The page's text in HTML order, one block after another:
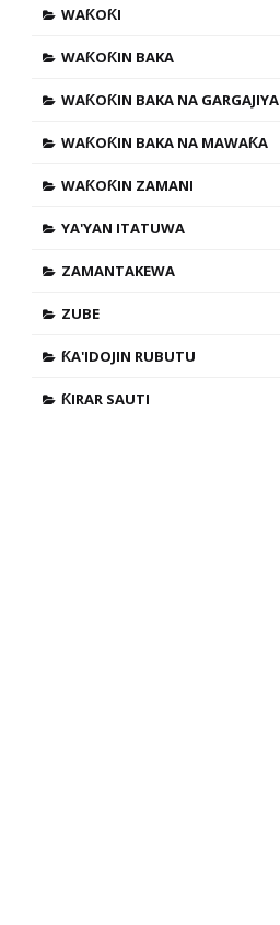
WAƘOƘI
WAƘOƘIN BAKA
WAƘOƘIN BAKA NA GARGAJIYA
WAƘOƘIN BAKA NA MAWAƘA
WAƘOƘIN ZAMANI
YA'YAN ITATUWA
ZAMANTAKEWA
ZUBE
ƘA'IDOJIN RUBUTU
ƘIRAR SAUTI